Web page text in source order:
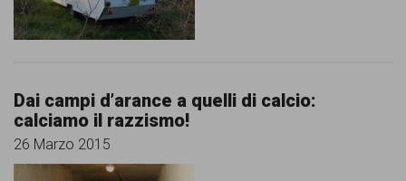
le
pari
garanzia
Dai campi d’arance a quelli di calcio:
calciamo il razzismo!
26 Marzo 2015